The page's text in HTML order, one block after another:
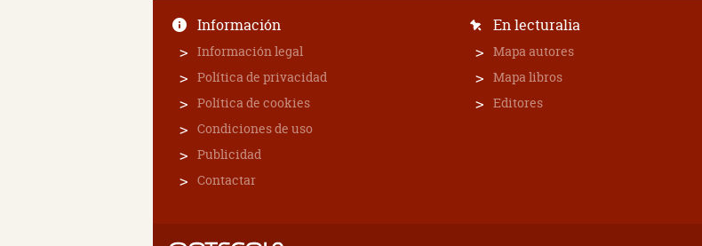
Información
Información legal
Política de privacidad
Política de cookies
Condiciones de uso
Publicidad
Contactar
En lecturalia
Mapa autores
Mapa libros
Editores